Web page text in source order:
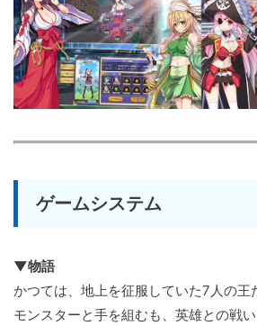
ゲームシステム
▼物語
かつては、地上を征服していた7人の王
モンスターと手を組むも、英雄との戦い